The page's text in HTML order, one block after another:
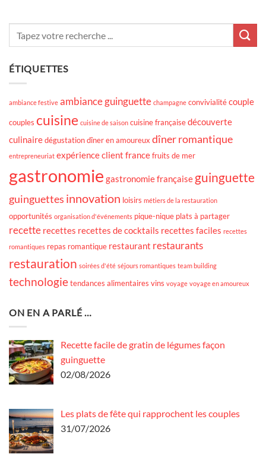
ÉTIQUETTES
ambiance festive ambiance guinguette champagne convivialitécouple
couples cuisine cuisine de saison cuisine françaisedécouverte
culinairedégustationdîner en amoureux dîner romantique
entrepreneuriat expérience client francefruits de mer
gastronomie gastronomie française guinguette
guinguettes innovation loisirs métiers de la restauration
opportunités organisation d'événements pique-nique plats à partager
recette recettes recettes de cocktails recettes faciles recettes
romantiques repas romantique restaurant restaurants
restauration soirées d'été séjours romantiques team building
technologietendances alimentaires vins voyage voyage en amoureux
ON EN A PARLÉ …
Recette facile de gratin de légumes façon
guinguette
02/08/2026
Les plats de fête qui rapprochent les couples
31/07/2026